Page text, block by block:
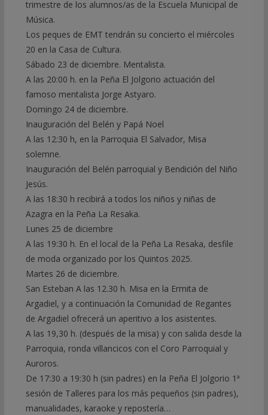
trimestre de los alumnos/as de la Escuela Municipal de
Música.
Los peques de EMT tendrán su concierto el miércoles
20 en la Casa de Cultura.
Sábado 23 de diciembre. Mentalista.
A las 20:00 h. en la Peña El Jolgorio actuación del
famoso mentalista Jorge Astyaro.
Domingo 24 de diciembre.
Inauguración del Belén y Papá Noel
A las 12:30 h, en la Parroquia El Salvador, Misa
solemne.
Inauguración del Belén parroquial y Bendición del Niño
Jesús.
A las 18:30 h recibirá a todos los niños y niñas de
Azagra en la Peña La Resaka.
Lunes 25 de diciembre
A las 19:30 h. En el local de la Peña La Resaka, desfile
de moda organizado por los Quintos 2025.
Martes 26 de diciembre.
San Esteban A las 12.30 h. Misa en la Ermita de
Argadiel, y a continuación la Comunidad de Regantes
de Argadiel ofrecerá un aperitivo a los asistentes.
A las 19,30 h. (después de la misa) y con salida desde la
Parroquia, ronda villancicos con el Coro Parroquial y
Auroros.
De 17:30 a 19:30 h (sin padres) en la Peña El Jolgorio 1ª
sesión de Talleres para los más pequeños (sin padres),
manualidades, karaoke y repostería…